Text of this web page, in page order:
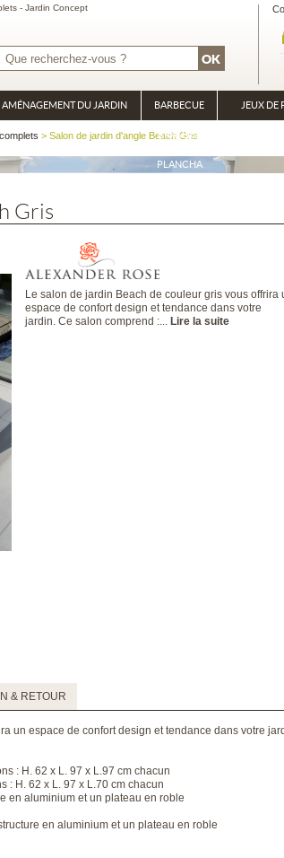
- Jardin Concept
AMÉNAGEMENT DU JARDIN BARBECUE
BRASÉRO
PLANCHA
JEUX DE
> Salon de jardin d'angle Beach Gris
Gris
Le salon de jardin Beach de couleur gris vous offrira
espace de confort design et tendance dans votre
jardin. Ce salon comprend :... Lire la suite
& RETOUR
un espace de confort design et tendance dans votre
: H. 62 x L. 97 x L.97 cm chacun
: H. 62 x L. 97 x L.70 cm chacun
en aluminium et un plateau en roble
en aluminium et un plateau en roble